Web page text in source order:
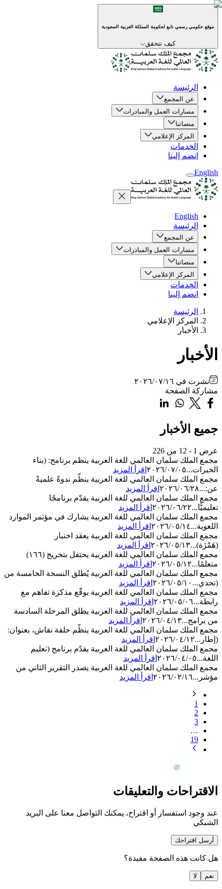
موقع حكومي رسمي تابع لحكومة المملكة العربية السعودية
كيف تتحقق
الرئيسة
عن المجمع
مسارات العمل والمبادرات
منصاتنا
المركز الإعلامي
الخدمات
انضم إلينا
English
English
الرئيسة
عن المجمع
مسارات العمل والمبادرات
منصاتنا
المركز الإعلامي
الخدمات
انضم إلينا
الرئيسة
المركز الإعلامي
الأخبار
الأخبار
نشرت في ٢٠٢٦/٠٧/١٦
مشاركة الصفحة
جميع الأخبار
عرض 1 - 12 من 226
مجمع الملك سلمان العالمي للغة العربية ينظم برنامج: (بناء
الخبرات...٢٠٢٦/٠٧/٠٥ اقرأ المزيد
مجمع الملك سلمان العالمي للغة العربية ينظّم ندوةً علميةً
عن:...٢٠٢٦/٠٦/٢٨ اقرأ المزيد
مجمع الملك سلمان العالمي للغة العربية يقدّم برنامجًا
تعليميًّا...٢٠٢٦/٠٦/٢٢ اقرأ المزيد
مجمع الملك سلمان العالمي للغة العربية يشارك في مؤتمر الموارد
اللغوية...٢٠٢٦/٠٥/١٤ اقرأ المزيد
مجمع الملك سلمان العالمي للغة العربية يعقد اختبار
(هَمْزَة)...٢٠٢٦/٠٥/١٣ اقرأ المزيد
مجمع الملك سلمان العالمي للغة العربية يحتفل بتخريج (١٦٦)
متعلمًا...٢٠٢٦/٠٥/١٢ اقرأ المزيد
مجمع الملك سلمان العالمي للغة العربية يُطلق النسخة الخامسة من
(تحدي... ٢٠٢٦/٠٥/١٠ اقرأ المزيد
مجمع الملك سلمان العالمي للغة العربية يوقّع مذكرة تفاهم مع
رابطة...٢٠٢٦/٠٥/٠٦ اقرأ المزيد
مجمع الملك سلمان العالمي للغة العربية يطلق المرحلة السادسة
من برامج...٢٠٢٦/٠٤/١٣ اقرأ المزيد
مجمع الملك سلمان العالمي للغة العربية ينظّم حلقة نقاش، بعنوان:
(إطار...٢٠٢٦/٠٤/١٢ اقرأ المزيد
مجمع الملك سلمان العالمي للغة العربية يقدّم برنامج (تعليم
اللغة...٢٠٢٦/٠٤/٠٥ اقرأ المزيد
مجمع الملك سلمان العالمي للغة العربية يصدر التقرير الثاني من
مؤشر...٢٠٢٦/٠٢/١٦ اقرأ المزيد
1
2
3
…
19
الاقتراحات والتعليقات
عند وجود استفسار أو اقتراح، يمكنك التواصل معنا على البريد
الشبكي
أرسل اقتراحك
هل كانت هذه الصفحة مفيدة؟
نعم لا